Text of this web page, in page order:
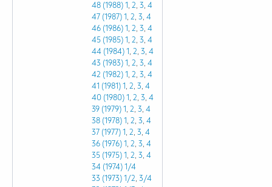
48 (1988)1, 2, 3, 4
47 (1987)1, 2, 3, 4
46 (1986)1, 2, 3, 4
45 (1985)1, 2, 3, 4
44 (1984)1, 2, 3, 4
43 (1983)1, 2, 3, 4
42 (1982)1, 2, 3, 4
41 (1981)1, 2, 3, 4
40 (1980)1, 2, 3, 4
39 (1979)1, 2, 3, 4
38 (1978)1, 2, 3, 4
37 (1977)1, 2, 3, 4
36 (1976)1, 2, 3, 4
35 (1975)1, 2, 3, 4
34 (1974)1/4
33 (1973)1/2, 3/4